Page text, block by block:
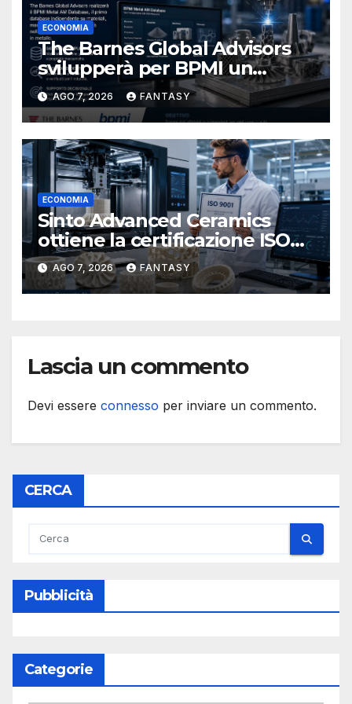
ECONOMIA
The Barnes Global Advisors
svilupperà per BPMI un
database per la stampa 3D
metallica destinata alla filiera
navale statunitense
AGO 7, 2026 FANTASY
ECONOMIA
Sinto Advanced Ceramics
ottiene la certificazione ISO
9001 per la stampa 3D di
ceramiche tecniche
AGO 7, 2026 FANTASY
Lascia un commento
Devi essere connesso per inviare un commento.
CERCA
Pubblicità
Categorie